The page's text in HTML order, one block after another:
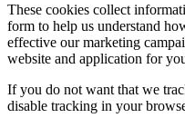
These cookies collect
form to help us understand
effective our marketing
website and application for
If you do not want that we
disable tracking in your